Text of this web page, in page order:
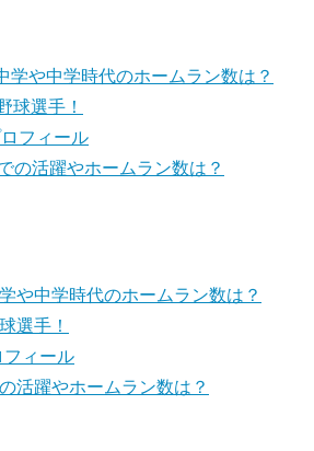
学や中学時代のホームラン数は？
球選手！
フィール
の活躍やホームラン数は？
や中学時代のホームラン数は？
選手！
ィール
活躍やホームラン数は？